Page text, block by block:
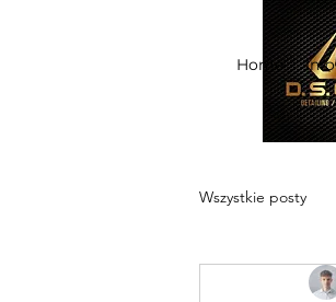
Home Info
Wszystkie posty